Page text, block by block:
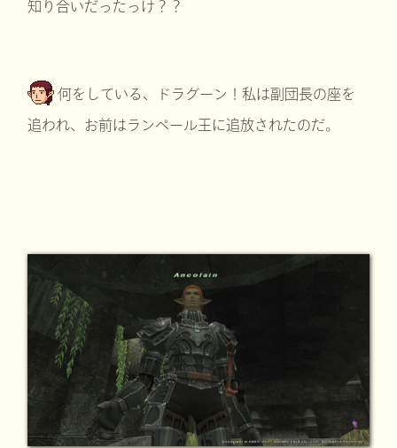
知り合いだったっけ？？
何をしている、ドラグーン！私は副団長の座を
追われ、お前はランペール王に追放されたのだ。